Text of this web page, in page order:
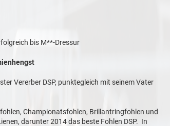
bis M**-Dressur
Vererber DSP, punktegleich mit seinem Vater
Championatsfohlen, Brillantringfohlen und
darunter 2014 das beste Fohlen DSP. In